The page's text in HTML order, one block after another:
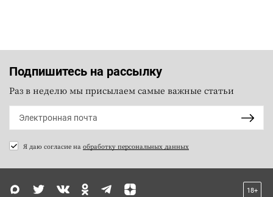
Подпишитесь на рассылку
Раз в неделю мы присылаем самые важные статьи
Я даю согласие на обработку персональных данных
18+